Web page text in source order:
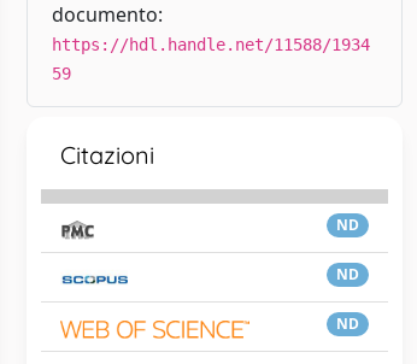
documento:
https://hdl.handle.net/11588/1934
59
Citazioni
ND
ND
ND